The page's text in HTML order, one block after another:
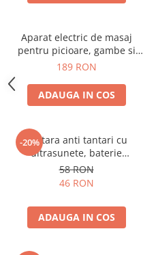
Aparat electric de masaj
pentru picioare, gambe si
brate
189 RON
ADAUGA IN COS
-20%
Bratara anti tantari cu
ultrasunete, baterie
reincarcabila 90mAh
58 RON
46 RON
ADAUGA IN COS